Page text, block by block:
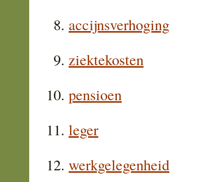
accijnsverhoging
ziektekosten
pensioen
leger
werkgelegenheid